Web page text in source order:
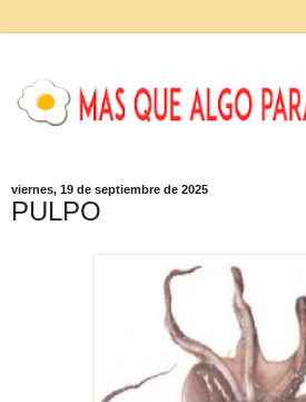
viernes, 19 de septiembre de 2025
PULPO